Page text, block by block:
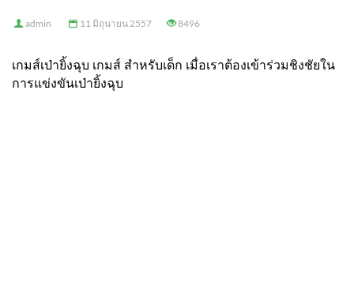
admin 11 มิถุนายน 2557 8496
เกมส์เป่ายิ้งฉุบ เกมส์ สำหรับเด็ก เมื่อเราต้องเข้าร่วมชิงชัยใน
การแข่งขันเป่ายิ้งฉุบ